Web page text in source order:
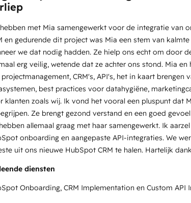
met Mia samengewerkt voor de integratie van
en gedurende dit project was Mia een stem van
we dat nodig hadden. Ze hielp ons echt om door
erg veilig, wetende dat ze achter ons stond. Mia
CRM's, API's, het in kaart
best practices voor datahygiëne,
klanten zoals wij. Ik vond het vooral een pluspunt dat
Ze brengt gezond verstand en een goed
allemaal graag met haar samengewerkt. Ik
onboarding en aangepaste API-integraties. We
uit ons nieuwe HubSpot CRM te halen. Hartelijk
diensten
Onboarding, CRM Implementation en Custom API